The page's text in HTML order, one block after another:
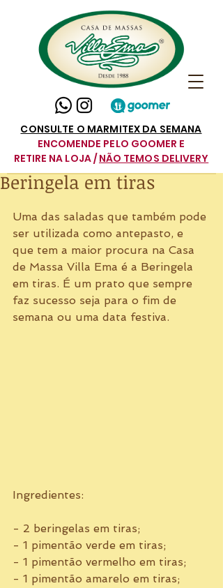
CONSULTE O MARMITEX DA SEMANA
ENCOMENDE PELO GOOMER E
RETIRE NA LOJA /NÃO TEMOS DELIVERY
Beringela em tiras
Uma das saladas que também pode
ser utilizada como antepasto, e
que tem a maior procura na Casa
de Massa Villa Ema é a Beringela
em tiras. É um prato que sempre
faz sucesso seja para o fim de
semana ou uma data festiva.
Ingredientes:
- 2 beringelas em tiras;
- 1 pimentão verde em tiras;
- 1 pimentão vermelho em tiras;
- 1 pimentão amarelo em tiras;